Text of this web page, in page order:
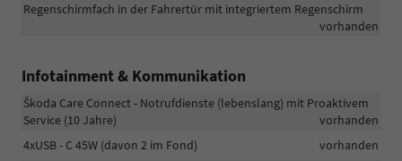
Regenschirmfach in der Fahrertür mit integriertem Regenschirm
vorhanden
Infotainment & Kommunikation
Škoda Care Connect - Notrufdienste (lebenslang) mit Proaktivem
Service (10 Jahre)
vorhanden
4xUSB - C 45W (davon 2 im Fond)
vorhanden